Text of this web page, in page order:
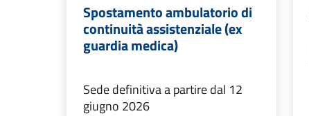
Spostamento ambulatorio di
continuità assistenziale (ex
guardia medica)
Sede definitiva a partire dal 12
giugno 2026